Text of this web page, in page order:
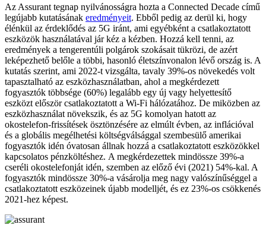
Az Assurant tegnap nyilvánosságra hozta a Connected Decade című
legújabb kutatásának eredményeit. Ebből pedig az derül ki, hogy
élénkül az érdeklődés az 5G iránt, ami egyébként a csatlakoztatott
eszközök használatával jár kéz a kézben. Hozzá kell tenni, az
eredmények a tengerentúli polgárok szokásait tükrözi, de azért
leképezhető belőle a többi, hasonló életszínvonalon lévő ország is. A
kutatás szerint, ami 2022-t vizsgálta, tavaly 39%-os növekedés volt
tapasztalható az eszközhasználatban, ahol a megkérdezett
fogyasztók többsége (60%) legalább egy új vagy helyettesítő
eszközt először csatlakoztatott a Wi-Fi hálózatához. De miközben az
eszközhasználat növekszik, és az 5G komolyan hatott az
okostelefon-frissítések ösztönzésére az elmúlt évben, az inflációval
és a globális megélhetési költségválsággal szembesülő amerikai
fogyasztók idén óvatosan állnak hozzá a csatlakoztatott eszközökkel
kapcsolatos pénzköltéshez. A megkérdezettek mindössze 39%-a
cseréli okostelefonját idén, szemben az előző évi (2021) 54%-kal. A
fogyasztók mindössze 30%-a vásárolja meg nagy valószínűséggel a
csatlakoztatott eszközeinek újabb modelljét, és ez 23%-os csökkenés
2021-hez képest.